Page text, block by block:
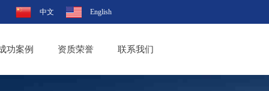
中文 English
功案例 资质荣誉 联系我们